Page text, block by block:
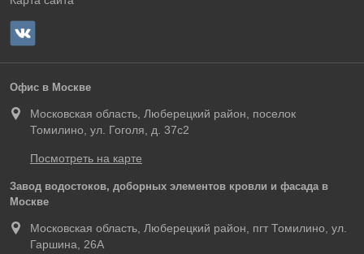
Офис в Москве
Московская область, Люберецкий район, поселок
Томилино, ул. Гоголя, д. 37с2
Посмотреть на карте
Завод водостоков, доборных элементов кровли и фасада в
Москве
Московская область, Люберецкий район, пгт Томилино, ул.
Гаршина, 26А